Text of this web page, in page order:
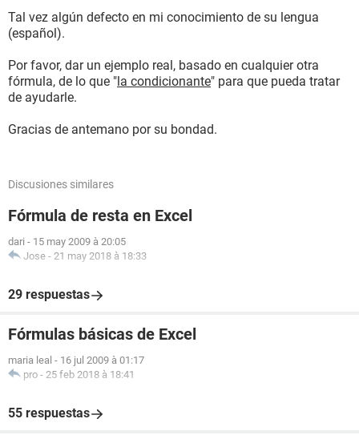
Tal vez algún defecto en mi conocimiento de su lengua
(español).
Por favor, dar un ejemplo real, basado en cualquier otra
fórmula, de lo que "la condicionante" para que pueda tratar
de ayudarle.
Gracias de antemano por su bondad.
Discusiones similares
Fórmula de resta en Excel
dari - 15 may 2009 à 20:05
Jose - 21 may 2018 à 18:33
29 respuestas
Fórmulas básicas de Excel
maria leal - 16 jul 2009 à 01:17
pro - 25 feb 2018 à 18:41
55 respuestas